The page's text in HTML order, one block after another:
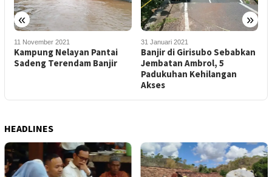
« »
11 November 2021
Kampung Nelayan Pantai
Sadeng Terendam Banjir
31 Januari 2021
Banjir di Girisubo Sebabkan
Jembatan Ambrol, 5
Padukuhan Kehilangan
Akses
HEADLINES